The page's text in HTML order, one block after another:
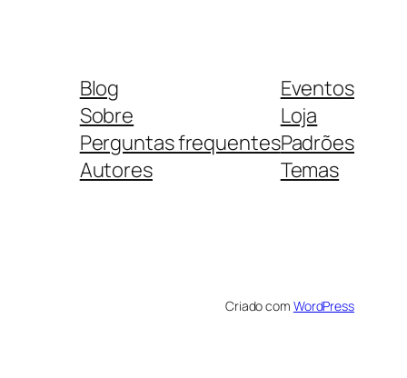
Blog
Sobre
Perguntas frequentes
Autores
Eventos
Loja
Padrões
Temas
Criado com WordPress